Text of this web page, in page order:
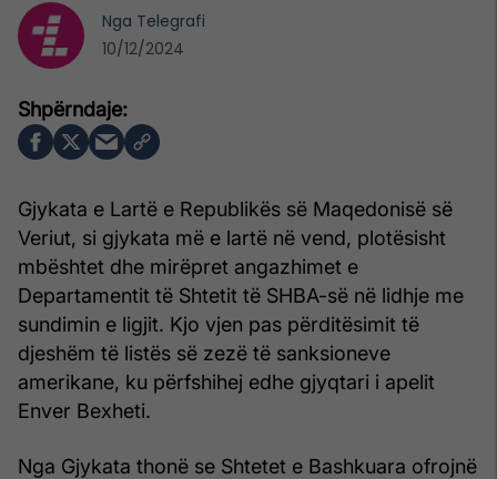
Gjykata e Lartë e Republikës së Maqedonisë së
Veriut, si gjykata më e lartë në vend, plotësisht
mbështet dhe mirëpret angazhimet e
Departamentit të Shtetit të SHBA-së në lidhje me
sundimin e ligjit. Kjo vjen pas përditësimit të
djeshëm të listës së zezë të sanksioneve
amerikane, ku përfshihej edhe gjyqtari i apelit
Enver Bexheti.
Nga Gjykata thonë se Shtetet e Bashkuara ofrojnë
Nga Telegrafi
10/12/2024